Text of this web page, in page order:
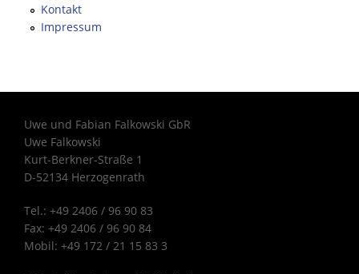
Kontakt
Impressum
Uwe und Fabian Falkowski GbR
Uwe Falkowski
Kurt-Berkner-Straße 1
D-52134 Herzogenrath
Tel.: +49 2406 / 96 90 83
Fax: +49 2406 / 96 90 84
Mobil: +49 172 / 21 15 83 3